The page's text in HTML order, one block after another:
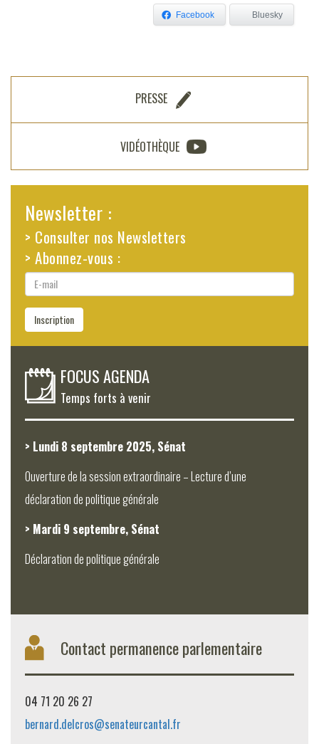
Facebook Bluesky
PRESSE
VIDÉOTHÈQUE
Newsletter :
> Consulter nos Newsletters
> Abonnez-vous :
E-
mail
Inscription
FOCUS AGENDA
Temps forts à venir
> Lundi 8 septembre 2025, Sénat
Ouverture de la session extraordinaire – Lecture d’une
déclaration de politique générale
> Mardi 9 septembre, Sénat
Déclaration de politique générale
Contact permanence parlementaire
04 71 20 26 27
bernard.delcros@senateurcantal.fr